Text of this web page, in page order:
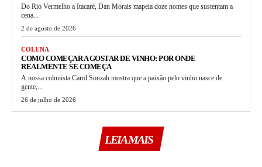
Do Rio Vermelho a Itacaré, Dan Morais mapeia doze nomes que sustentam a
cena...
2 de agosto de 2026
COLUNA
COMO COMEÇAR A GOSTAR DE VINHO: POR ONDE
REALMENTE SE COMEÇA
A nossa colunista Carol Souzah mostra que a paixão pelo vinho nasce de
gente,...
26 de julho de 2026
LEIA MAIS